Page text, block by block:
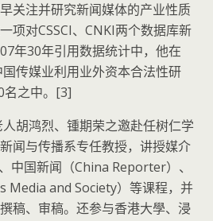
关注并研究新闻媒体的产业性质
项对CSSCI、CNKI两个数据库新
年30年引用数据统计中，他在
传媒业利用业外资本合法性研
名之中。[3]
胡鸿烈、锺期荣之邀赴任树仁学
闻与传播系专任教授，讲授媒介
中国新闻（China Reporter）、
Media and Society）等课程，并
稿、审稿。还参与香港大學、浸